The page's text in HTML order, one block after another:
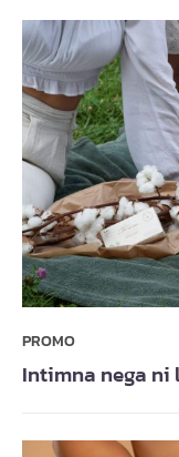
PROMO
Intimna nega ni